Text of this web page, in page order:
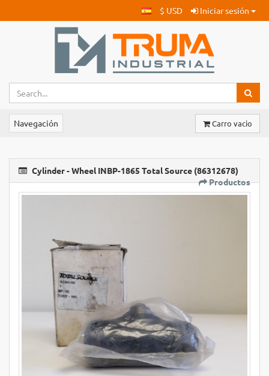
$ USD Iniciar sesión
Navegación Carro vacio
Cylinder - Wheel INBP-1865 Total Source (86312678)
Productos